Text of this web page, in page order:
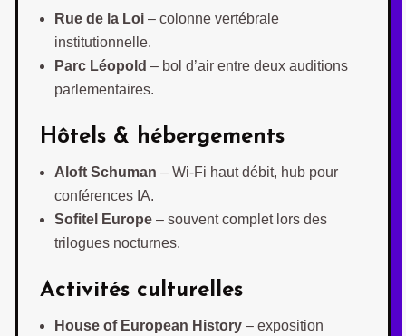
Rue de la Loi – colonne vertébrale
institutionnelle.
Parc Léopold – bol d’air entre deux auditions
parlementaires.
Hôtels & hébergements
Aloft Schuman – Wi-Fi haut débit, hub pour
conférences IA.
Sofitel Europe – souvent complet lors des
trilogues nocturnes.
Activités culturelles
House of European History – exposition